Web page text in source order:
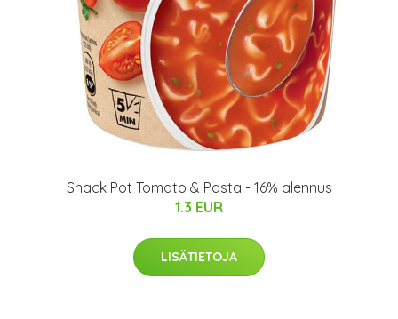
Snack Pot Tomato & Pasta - 16% alennus
1.3 EUR
LISÄTIETOJA